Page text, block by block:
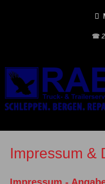
☎
Impressum &